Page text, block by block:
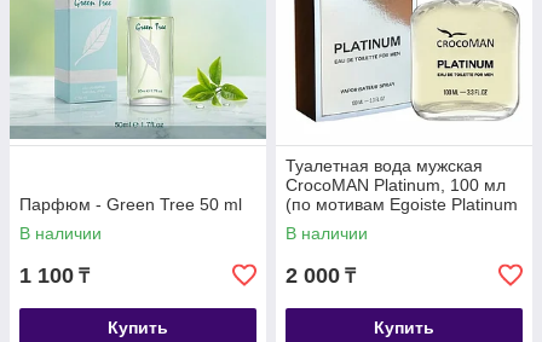
Парфюм - Green Tree 50 ml
В наличии
1 100 ₸
Купить
Туалетная вода мужская
CrocoMAN Platinum, 100 мл
(по мотивам Egoiste Platinum
(Chanel)
В наличии
2 000 ₸
Купить